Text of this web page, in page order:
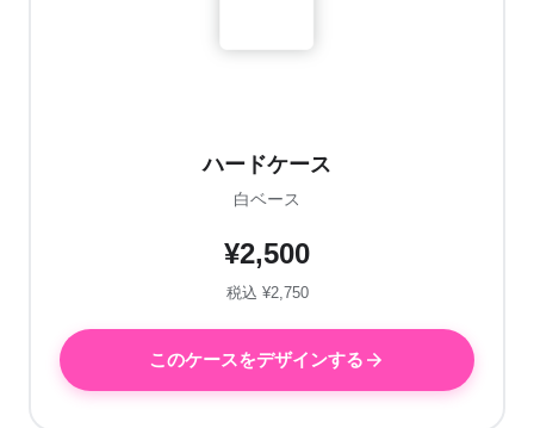
ハードケース
白ベース
¥2,500
税込 ¥2,750
このケースをデザインする